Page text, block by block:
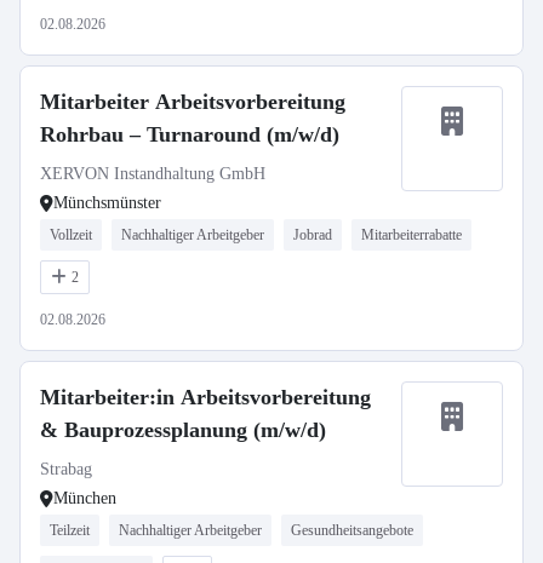
02.08.2026
Mitarbeiter Arbeitsvorbereitung
Rohrbau – Turnaround (m/w/d)
XERVON Instandhaltung GmbH
Münchsmünster
Vollzeit Nachhaltiger Arbeitgeber Jobrad Mitarbeiterrabatte
2
02.08.2026
Mitarbeiter:in Arbeitsvorbereitung
& Bauprozessplanung (m/w/d)
Strabag
München
Teilzeit Nachhaltiger Arbeitgeber Gesundheitsangebote